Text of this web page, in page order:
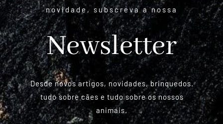
novidade, subscreva a nossa
Newsletter
Desde novos artigos, novidades, brinquedos.
tudo sobre cães e tudo sobre os nossos
animais.